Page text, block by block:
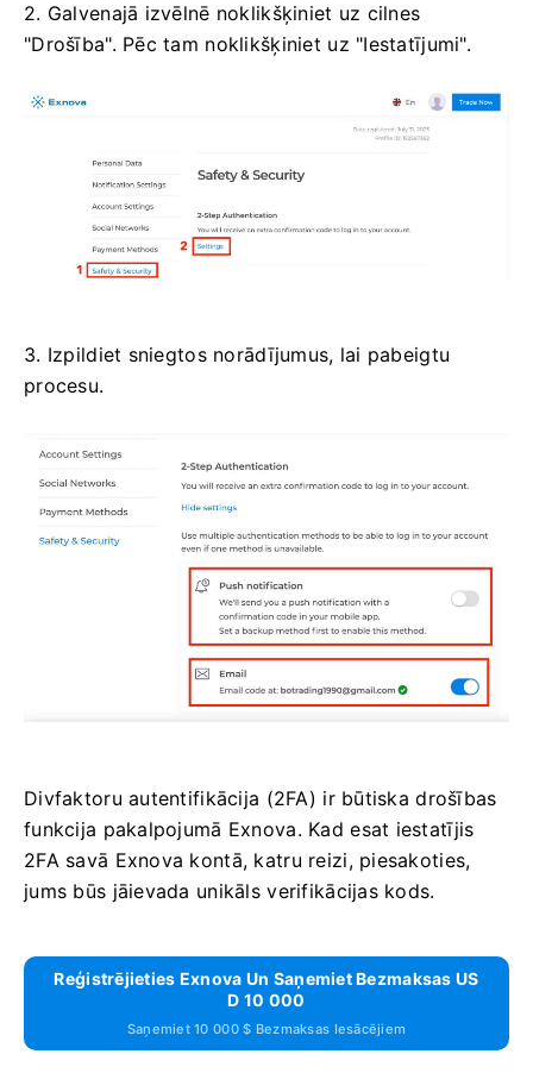
2. Galvenajā izvēlnē noklikšķiniet uz cilnes
"Drošība". Pēc tam noklikšķiniet uz "Iestatījumi".
3. Izpildiet sniegtos norādījumus, lai pabeigtu
procesu.
Divfaktoru autentifikācija (2FA) ir būtiska drošības
funkcija pakalpojumā Exnova. Kad esat iestatījis
2FA savā Exnova kontā, katru reizi, piesakoties,
jums būs jāievada unikāls verifikācijas kods.
Reģistrējieties Exnova Un Saņemiet Bezmaksas US
D 10 000
Saņemiet 10 000 $ Bezmaksas Iesācējiem